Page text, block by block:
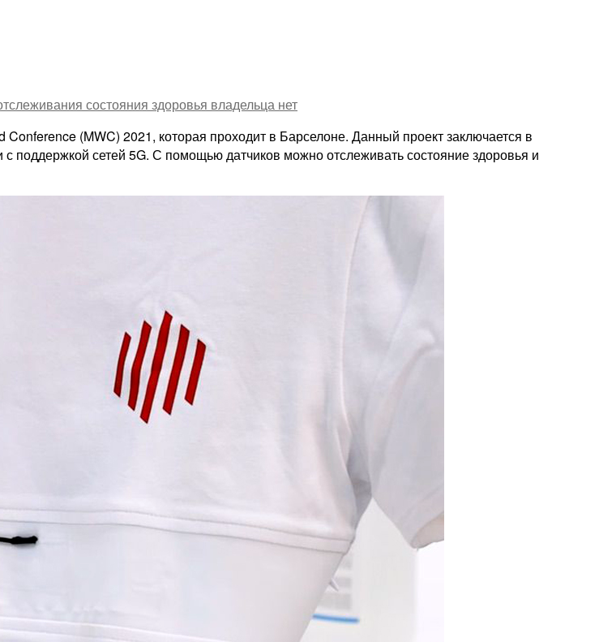
состояния здоровья владельца нет
(MWC) 2021, которая проходит в Барселоне. Данный проект заключается в
поддержкой сетей 5G. С помощью датчиков можно отслеживать состояние здоровья и